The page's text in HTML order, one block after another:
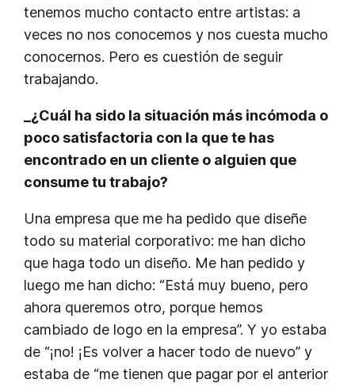
tenemos mucho contacto entre artistas: a
veces no nos conocemos y nos cuesta mucho
conocernos. Pero es cuestión de seguir
trabajando.
_¿Cuál ha sido la situación más incómoda o
poco satisfactoria con la que te has
encontrado en un cliente o alguien que
consume tu trabajo?
Una empresa que me ha pedido que diseñe
todo su material corporativo: me han dicho
que haga todo un diseño. Me han pedido y
luego me han dicho: “Está muy bueno, pero
ahora queremos otro, porque hemos
cambiado de logo en la empresa”. Y yo estaba
de “¡no! ¡Es volver a hacer todo de nuevo” y
estaba de “me tienen que pagar por el anterior